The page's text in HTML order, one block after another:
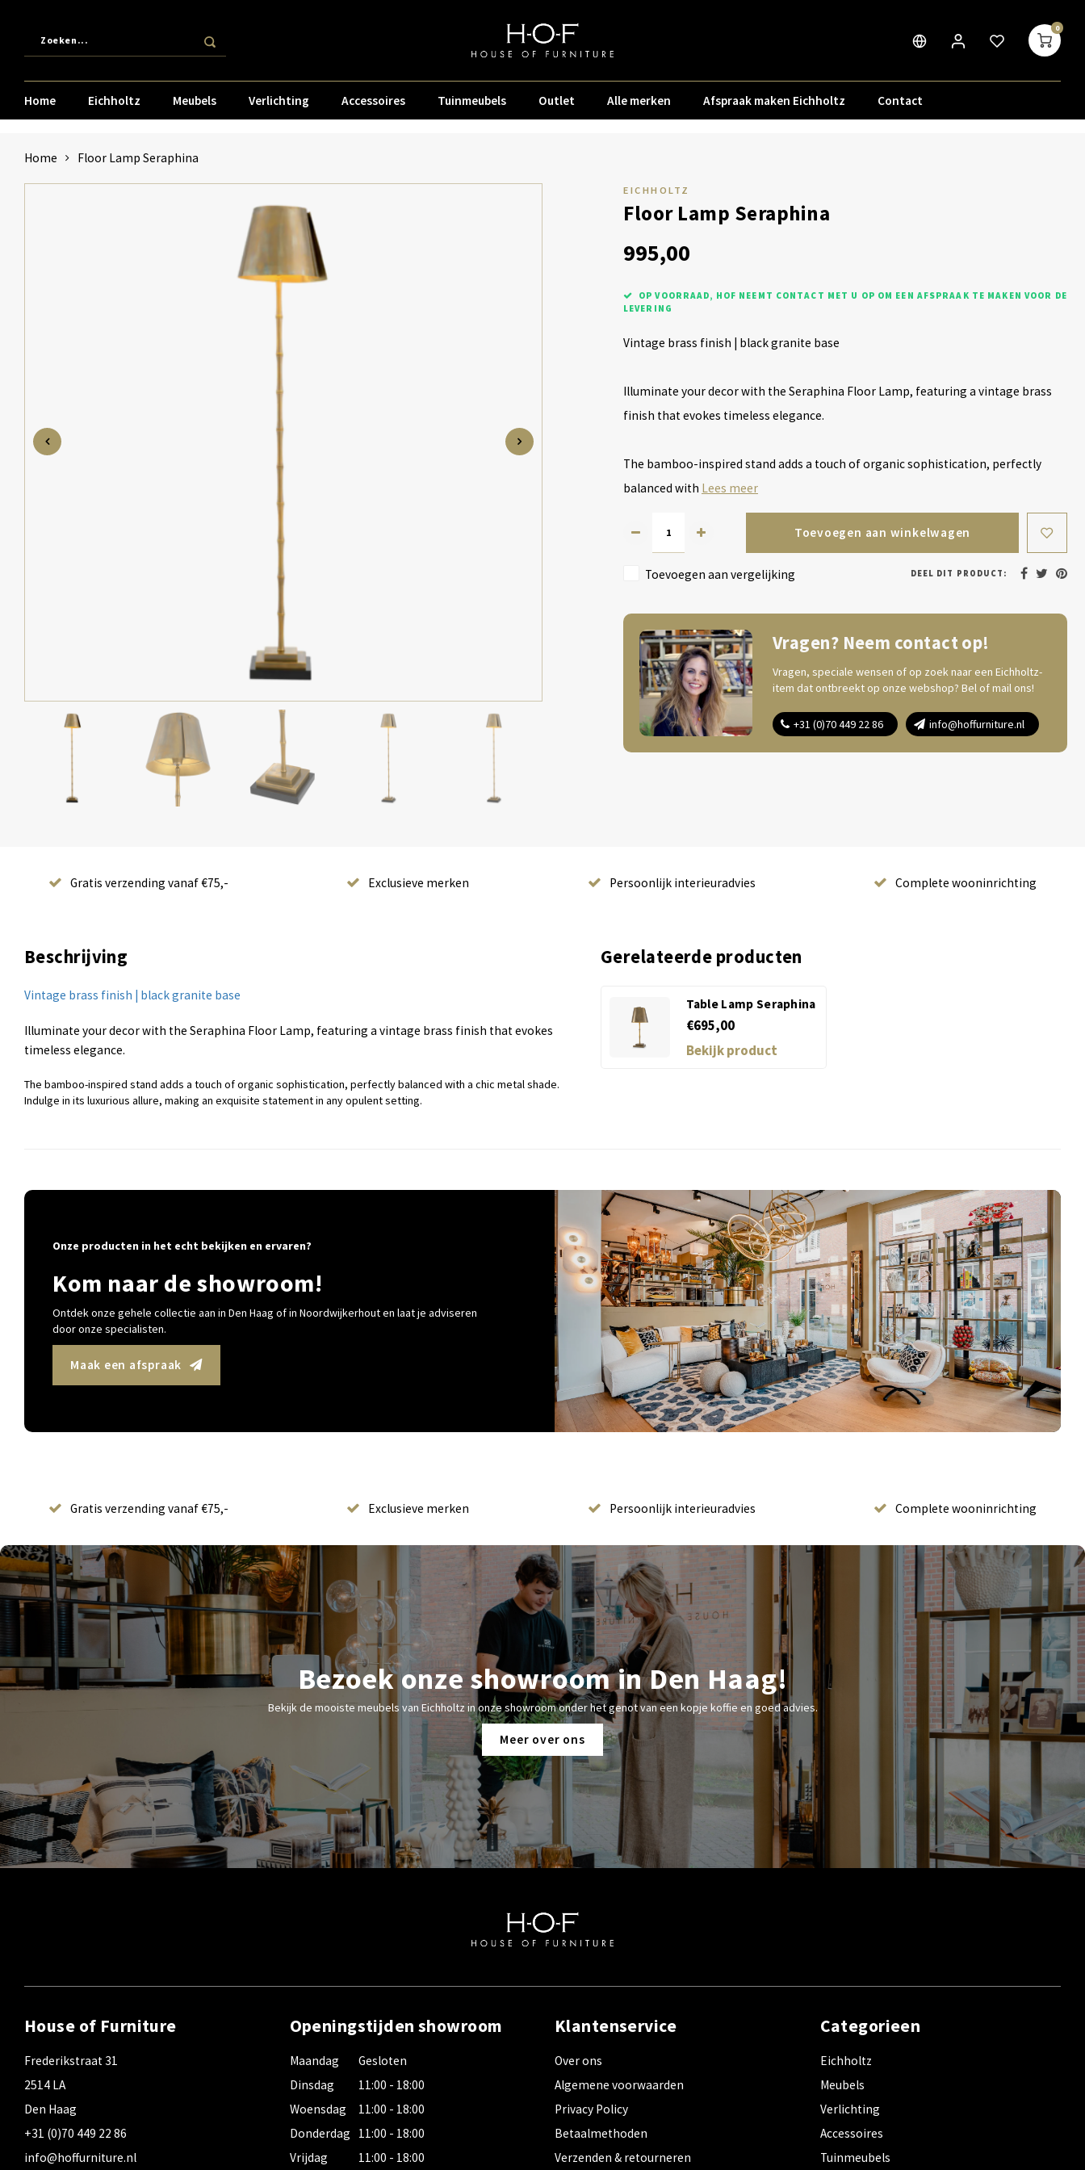
0
Home Eichholtz Meubels Verlichting Accessoires Tuinmeubels Outlet Alle merken Afspraak maken Eichholtz Contact
Home Floor Lamp Seraphina
EICHHOLTZ
Floor Lamp Seraphina
995,00
OP VOORRAAD, HOF NEEMT CONTACT MET U OP OM EEN AFSPRAAK TE MAKEN VOOR DE
LEVERING
Vintage brass finish | black granite base
Illuminate your decor with the Seraphina Floor Lamp, featuring a vintage brass
finish that evokes timeless elegance.
The bamboo-inspired stand adds a touch of organic sophistication, perfectly
balanced with Lees meer
Toevoegen aan winkelwagen
Toevoegen aan vergelijking DEEL DIT PRODUCT:
Vragen? Neem contact op!
Vragen, speciale wensen of op zoek naar een Eichholtz-
item dat ontbreekt op onze webshop? Bel of mail ons!
+31 (0)70 449 22 86 info@hoffurniture.nl
Gratis verzending vanaf €75,- Exclusieve merken Persoonlijk interieuradvies Complete wooninrichting
Beschrijving
Vintage brass finish | black granite base
Illuminate your decor with the Seraphina Floor Lamp, featuring a vintage brass finish that evokes
timeless elegance.
The bamboo-inspired stand adds a touch of organic sophistication, perfectly balanced with a chic metal shade.
Indulge in its luxurious allure, making an exquisite statement in any opulent setting.
Gerelateerde producten
Table Lamp Seraphina
€695,00
Bekijk product
Onze producten in het echt bekijken en ervaren?
Kom naar de showroom!
Ontdek onze gehele collectie aan in Den Haag of in Noordwijkerhout en laat je adviseren
door onze specialisten.
Maak een afspraak
Gratis verzending vanaf €75,- Exclusieve merken Persoonlijk interieuradvies Complete wooninrichting
Bezoek onze showroom in Den Haag!
Bekijk de mooiste meubels van Eichholtz in onze showroom onder het genot van een kopje koffie en goed advies.
Meer over ons
House of Furniture
Frederikstraat 31
2514 LA
Den Haag
+31 (0)70 449 22 86
info@hoffurniture.nl
Openingstijden showroom
Maandag
Dinsdag
Woensdag
Donderdag
Vrijdag
Gesloten
11:00 - 18:00
11:00 - 18:00
11:00 - 18:00
11:00 - 18:00
Klantenservice
Over ons
Algemene voorwaarden
Privacy Policy
Betaalmethoden
Verzenden & retourneren
Categorieen
Eichholtz
Meubels
Verlichting
Accessoires
Tuinmeubels